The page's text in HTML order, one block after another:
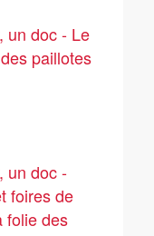
un doc - Le
paillotes
un doc -
foires de
folie des